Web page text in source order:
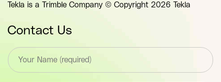
Tekla is a Trimble Company © Copyright 2026 Tekla
Contact Us
T
e
x